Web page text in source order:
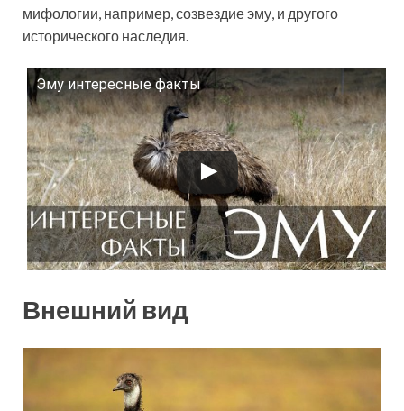
мифологии, например, созвездие эму, и другого
исторического наследия.
Эму интересные факты
Смотрите это видео на YouTube
Внешний вид